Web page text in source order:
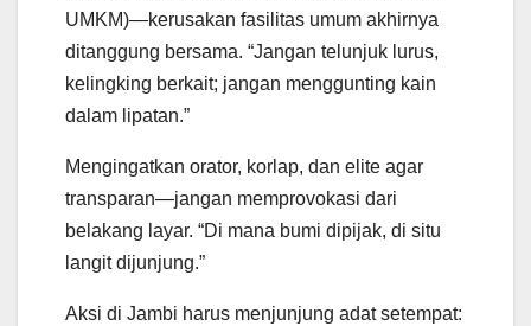
UMKM)—kerusakan fasilitas umum akhirnya
ditanggung bersama. “Jangan telunjuk lurus,
kelingking berkait; jangan menggunting kain
dalam lipatan.”
Mengingatkan orator, korlap, dan elite agar
transparan—jangan memprovokasi dari
belakang layar. “Di mana bumi dipijak, di situ
langit dijunjung.”
Aksi di Jambi harus menjunjung adat setempat: